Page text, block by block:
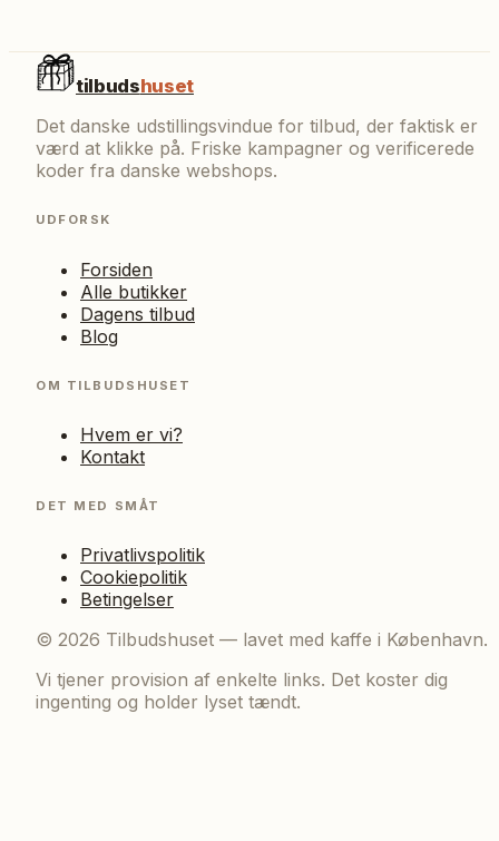
tilbudshuset
Det danske udstillingsvindue for tilbud, der faktisk er
værd at klikke på. Friske kampagner og verificerede
koder fra danske webshops.
UDFORSK
Forsiden
Alle butikker
Dagens tilbud
Blog
OM TILBUDSHUSET
Hvem er vi?
Kontakt
DET MED SMÅT
Privatlivspolitik
Cookiepolitik
Betingelser
© 2026 Tilbudshuset — lavet med kaffe i København.
Vi tjener provision af enkelte links. Det koster dig
ingenting og holder lyset tændt.